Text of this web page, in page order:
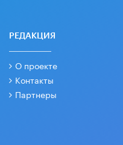
РЕДАКЦИЯ
О проекте
Контакты
Партнеры